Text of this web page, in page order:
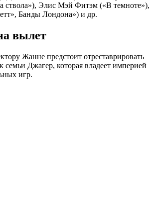
ствола»), Элис Мэй Фитэм («В темноте»),
Банды Лондона») и др.
вылет
Жанне предстоит отреставрировать
семьи Джагер, которая владеет империей
игр.